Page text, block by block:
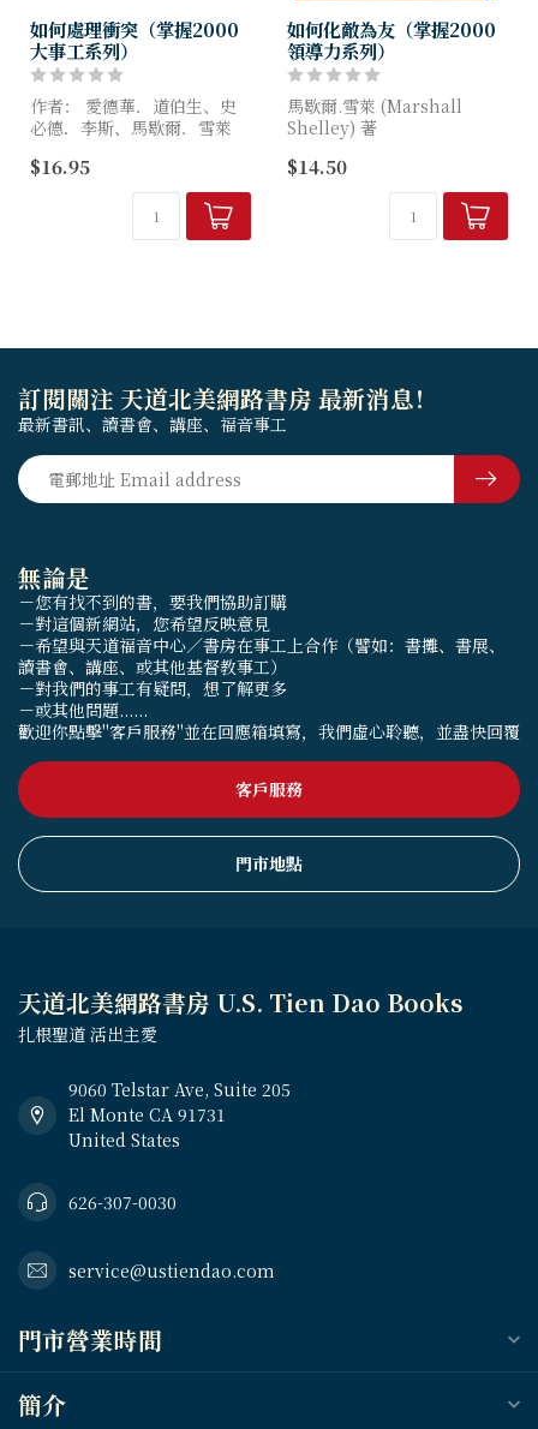
如何處理衝突（掌握2000
大事工系列）
作者： 愛德華．道伯生、史
必德．李斯、馬歇爾．雪萊
Leas /Marshall Shelley)
$16.95
如何化敵為友（掌握2000
領導力系列）
馬歇爾.雪萊 (Marshall
Shelley) 著
書中載有牧者親身經歷，提出
因應之道來幫助似敵似友的關
係，幫助對方並改變自己，以
期彼此都能維繫合神心...
$14.50
無論是
－您有找不到的書，要我們協助訂購
－對這個新網站，您希望反映意見
－希望與天道福音中心／書房在事工上合作（譬如：書攤、書展、
讀書會、講座、或其他基督教事工）
－對我們的事工有疑問，想了解更多
－或其他問題......
歡迎你點擊"客戶服務"並在回應箱填寫，我們虛心聆聽，並盡快回覆
客戶服務
門市地點
訂閱關注 天道北美網路書房 最新消息！
最新書訊、讀書會、講座、福音事工
天道北美網路書房 U.S. Tien Dao Books
扎根聖道 活出主愛
9060 Telstar Ave, Suite 205
El Monte CA 91731
United States
626-307-0030
service@ustiendao.com
門市營業時間
簡介